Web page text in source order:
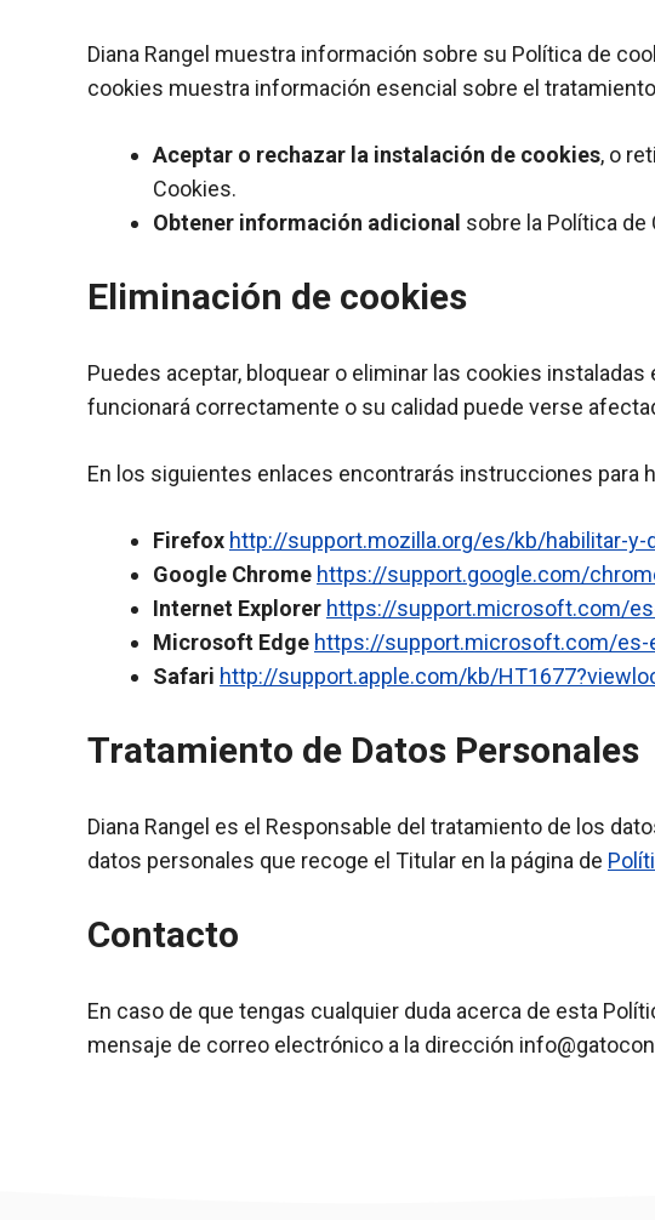
Diana Rangel muestra información sobre su Política de
cookies muestra información esencial sobre el
Aceptar o rechazar la instalación de cookies, o
Cookies.
Obtener información adicional sobre la Política de
Eliminación de cookies
Puedes aceptar, bloquear o eliminar las cookies
funcionará correctamente o su calidad puede verse
En los siguientes enlaces encontrarás instrucciones para
Firefox http://support.mozilla.org/es/kb/habilitar-
Google Chrome https://support.google.com/
Internet Explorer https://support.microsoft.com/
Microsoft Edge https://support.microsoft.com/
Safari http://support.apple.com/kb/
Tratamiento de Datos Personales
Diana Rangel es el Responsable del tratamiento de los
datos personales que recoge el Titular en la página de
Contacto
En caso de que tengas cualquier duda acerca de esta
mensaje de correo electrónico a la dirección